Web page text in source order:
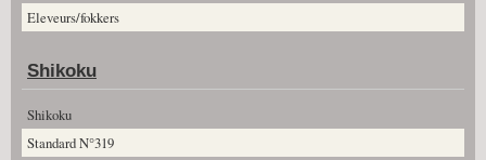
Eleveurs/fokkers
Shikoku
Shikoku
Standard N°319